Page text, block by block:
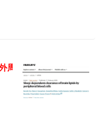
周血细胞执行睡眠依赖